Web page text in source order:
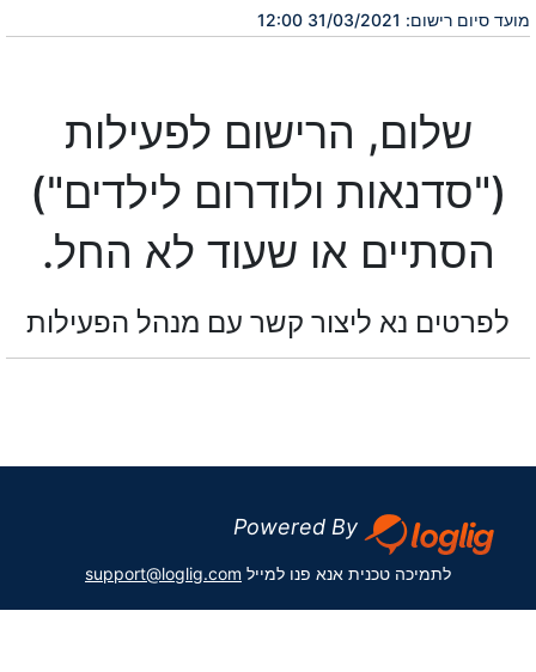
מועד סיום רישום: 31/03/2021 12:00
שלום, הרישום לפעילות
("סדנאות ולודרום לילדים")
הסתיים או שעוד לא החל.
לפרטים נא ליצור קשר עם מנהל הפעילות
Powered By
לתמיכה טכנית אנא פנו למייל support@loglig.com